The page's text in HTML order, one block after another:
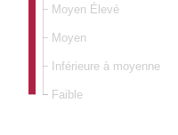
Faible
Inférieure à moyenne
Moyen
Moyen Élevé